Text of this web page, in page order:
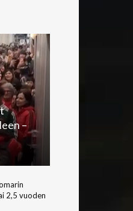
–
2,5 vuoden